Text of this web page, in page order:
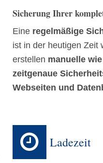
Sicherung Ihrer
Eine regelmäßige
ist in der heutigen Zeit
erstellen manuelle
zeitgenaue
Webseiten und
Ladezeit